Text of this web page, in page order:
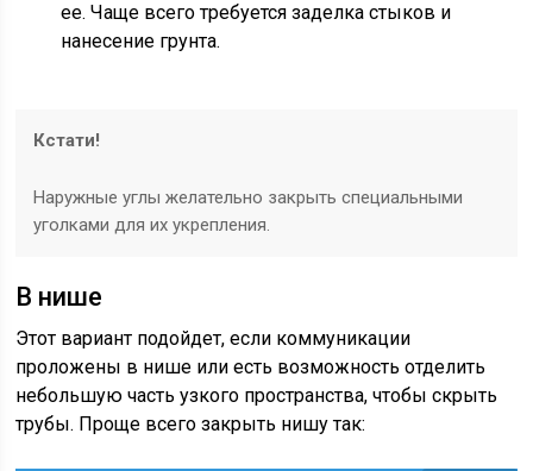
ее. Чаще всего требуется заделка стыков и
нанесение грунта.
Кстати!
Наружные углы желательно закрыть специальными
уголками для их укрепления.
В нише
Этот вариант подойдет, если коммуникации
проложены в нише или есть возможность отделить
небольшую часть узкого пространства, чтобы скрыть
трубы. Проще всего закрыть нишу так: